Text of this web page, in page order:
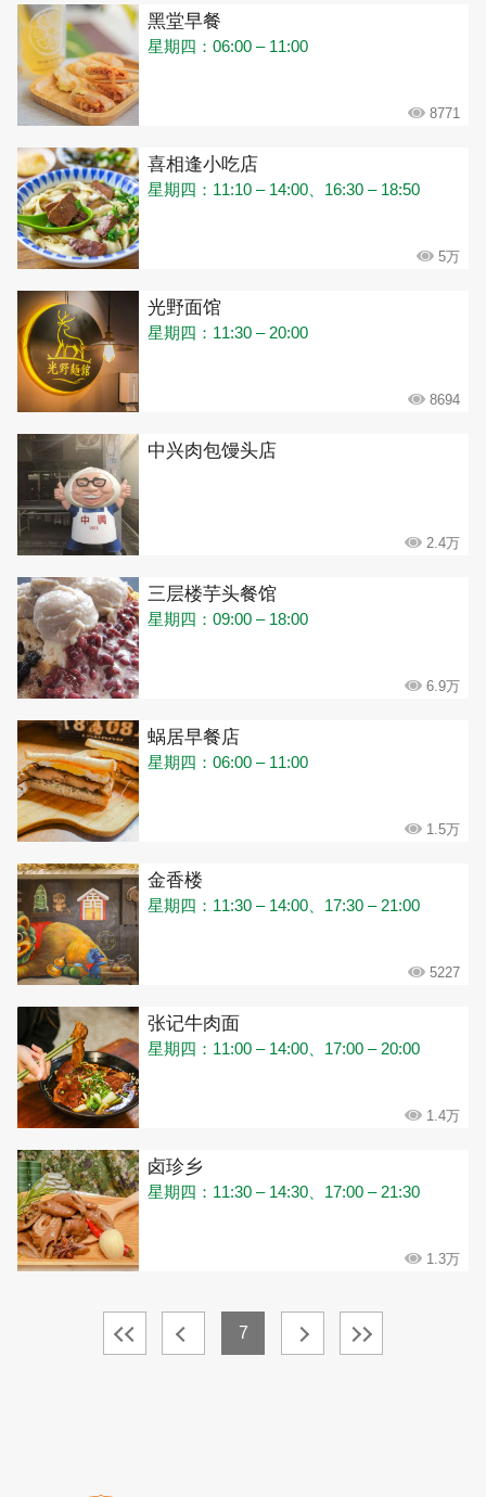
黑堂早餐
星期四：06:00 – 11:00
8771
喜相逢小吃店
星期四：11:10 – 14:00、16:30 – 18:50
5万
光野面馆
星期四：11:30 – 20:00
8694
中兴肉包馒头店
2.4万
三层楼芋头餐馆
星期四：09:00 – 18:00
6.9万
蜗居早餐店
星期四：06:00 – 11:00
1.5万
金香楼
星期四：11:30 – 14:00、17:30 – 21:00
5227
张记牛肉面
星期四：11:00 – 14:00、17:00 – 20:00
1.4万
卤珍乡
星期四：11:30 – 14:30、17:00 – 21:30
1.3万
7